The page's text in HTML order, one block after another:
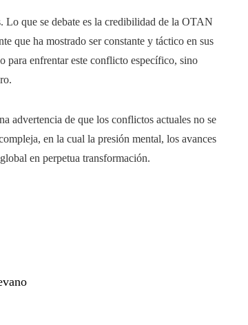
Lo que se debate es la credibilidad de la OTAN
que ha mostrado ser constante y táctico en sus
para enfrentar este conflicto específico, sino
advertencia de que los conflictos actuales no se
en la cual la presión mental, los avances
en perpetua transformación.